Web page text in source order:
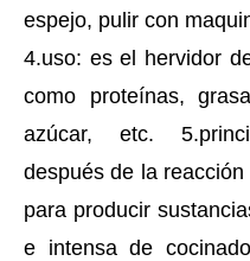
espejo, pulir con
4.uso: es el hervidor
como proteínas,
azúcar, etc.
después de la
para producir
e intensa de